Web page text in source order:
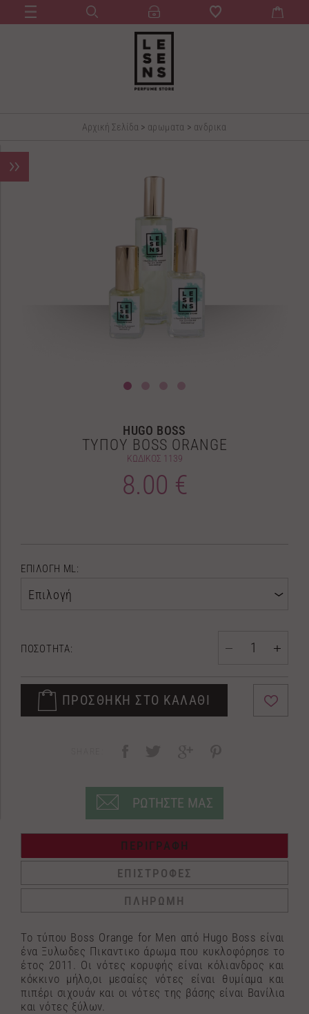
Αρχική Σελίδα > αρωματα > ανδρικα
HUGO BOSS
ΤΥΠΟΥ BOSS ORANGE
ΚΩΔΙΚΟΣ 1139
8.00 €
ΕΠΙΛΟΓΗ ML:
Επιλογή
ΠΟΣΟΤΗΤΑ:
ΠΡΟΣΘΗΚΗ ΣΤΟ ΚΑΛΑΘΙ
ΡΩΤΗΣΤΕ ΜΑΣ
ΠΕΡΙΓΡΑΦΗ
ΕΠΙΣΤΡΟΦΕΣ
ΠΛΗΡΩΜΗ
Το τύπου Boss Orange for Men από Hugo Boss είναι
ένα Ξυλωδες Πικαντικο άρωμα που κυκλοφόρησε το
έτος 2011. Οι νότες κορυφής είναι κόλιανδρος και
κόκκινο μήλο,οι μεσαίες νότες είναι θυμίαμα και
πιπέρι σιχουάν και οι νότες της βάσης είναι Βανίλια
και νότες ξύλων.